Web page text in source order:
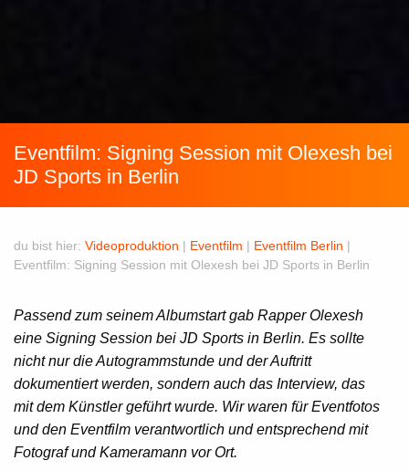
Eventfilm: Signing Session mit Olexesh bei
JD Sports in Berlin
du bist hier: Videoproduktion | Eventfilm | Eventfilm Berlin |
Eventfilm: Signing Session mit Olexesh bei JD Sports in Berlin
Passend zum seinem Albumstart gab Rapper Olexesh
eine Signing Session bei JD Sports in Berlin. Es sollte
nicht nur die Autogrammstunde und der Auftritt
dokumentiert werden, sondern auch das Interview, das
mit dem Künstler geführt wurde. Wir waren für Eventfotos
und den Eventfilm verantwortlich und entsprechend mit
Fotograf und Kameramann vor Ort.